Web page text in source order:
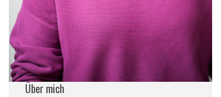
Über mich